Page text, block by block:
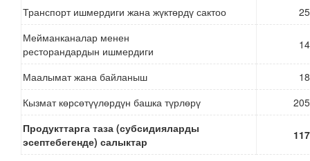
Транспорт ишмердиги жана жүктөрдү сактоо
Мейманканалар менен
ресторандардын ишмердиги
Маалымат жана байланыш
Кызмат көрсөтүүлөрдүн башка түрлөрү
Продукттарга таза (субсидияларды
эсептебегенде) салыктар